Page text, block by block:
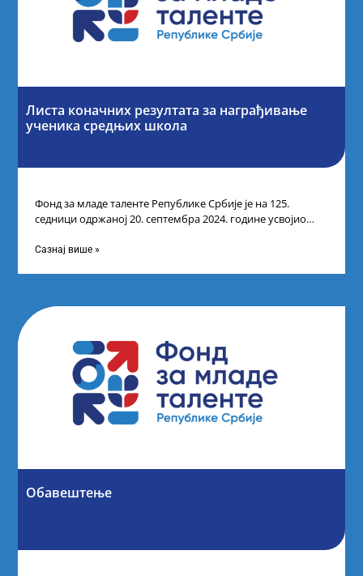
Листа коначних резултата за награђивање
ученика средњих школа
Фонд за младе таленте Републике Србије је на 125.
седници одржаној 20. септембра 2024. године усвојио
Сазнај више »
Обавештење